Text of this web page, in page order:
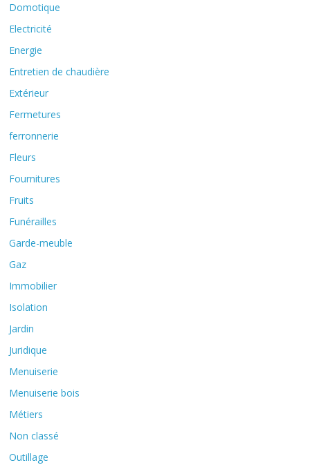
Domotique
Electricité
Energie
Entretien de chaudière
Extérieur
Fermetures
ferronnerie
Fleurs
Fournitures
Fruits
Funérailles
Garde-meuble
Gaz
Immobilier
Isolation
Jardin
Juridique
Menuiserie
Menuiserie bois
Métiers
Non classé
Outillage